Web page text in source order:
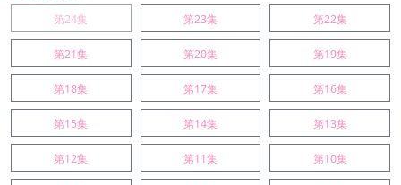
第24集 第23集 第22集
第21集 第20集 第19集
第18集 第17集 第16集
第15集 第14集 第13集
第12集 第11集 第10集